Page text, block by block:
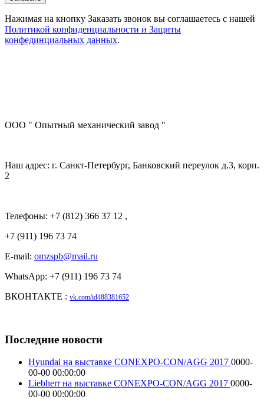
Нажимая на кнопку Заказать звонок вы соглашаетесь с нашей
Политикой конфиденциальности и Защиты
конфединциальных данных.
ООО " Опытный механический завод "
Наш адрес: г. Санкт-Петербург, Банковский переулок д.3, корп.
2
Телефоны: +7 (812) 366 37 12 ,
+7 (911) 196 73 74
E-mail: omzspb@mail.ru
WhatsApp: +7 (911) 196 73 74
ВКОНТАКТЕ : vk.com/id488381652
Последние новости
Hyundai на выставке CONEXPO-CON/AGG 2017 0000-
00-00 00:00:00
Liebherr на выставке CONEXPO-CON/AGG 2017 0000-
00-00 00:00:00